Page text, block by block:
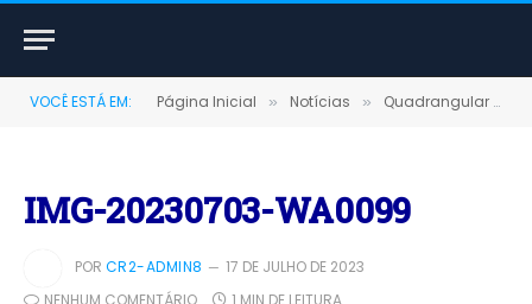
VOCÊ ESTÁ EM: Página Inicial » Notícias » Quadrangular Terra-santense comemorativo em Terra Santa 2023
IMG-20230703-WA0099
POR CR2-ADMIN8
17 DE JULHO DE 2023
NENHUM COMENTÁRIO
1 MIN DE LEITURA